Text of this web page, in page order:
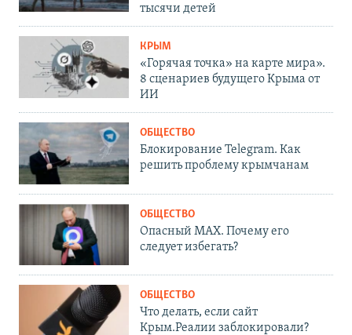
тысячи детей
КРЫМ
«Горячая точка» на карте мира».
8 сценариев будущего Крыма от
ИИ
ОБЩЕСТВО
Блокирование Telegram. Как
решить проблему крымчанам
ОБЩЕСТВО
Опасный MAX. Почему его
следует избегать?
ОБЩЕСТВО
Что делать, если сайт
Крым.Реалии заблокировали?